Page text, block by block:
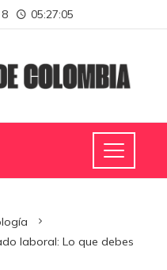
05:27:06
laboral: Lo que debes